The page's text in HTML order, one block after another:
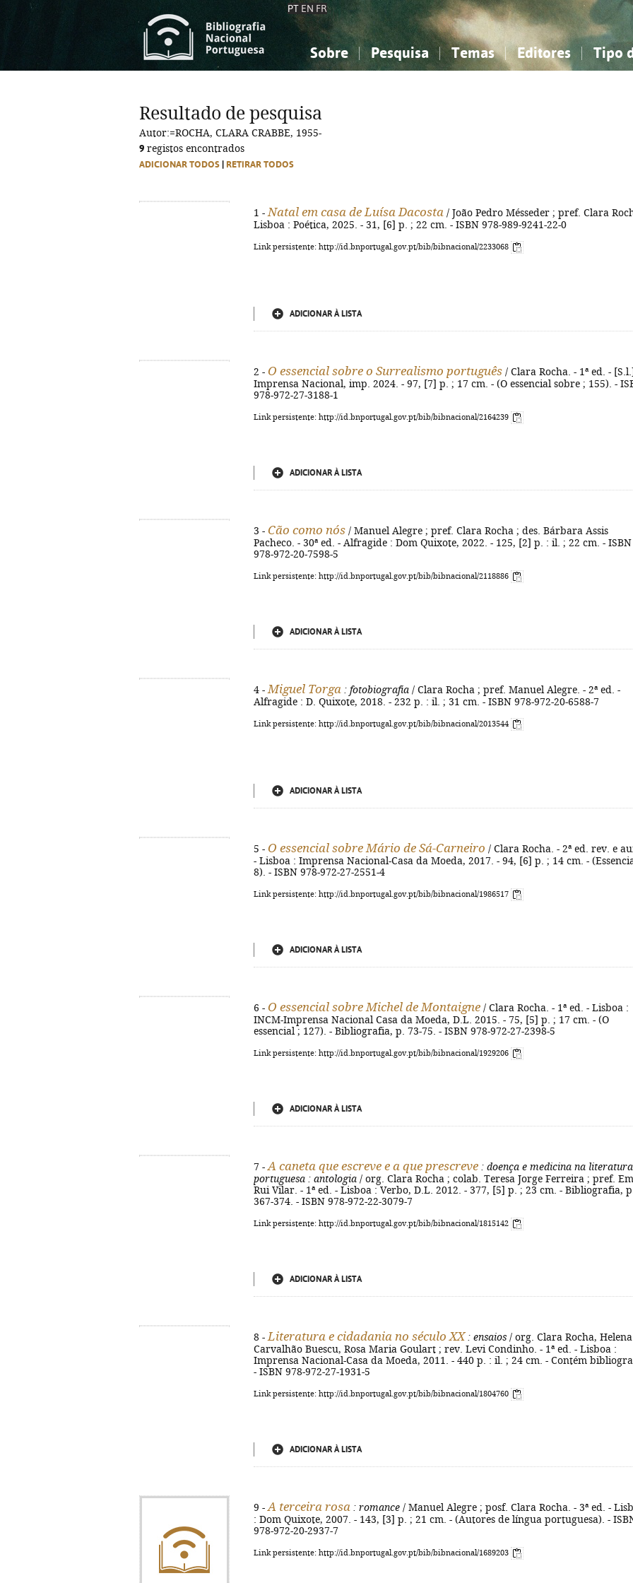
PT EN FR
Sobre Pesquisa Temas
Ciências sociais...
Editores Tipo
Ciências sociais...
Resultado de pesquisa
Autor:=ROCHA, CLARA CRABBE, 1955-
9 registos encontrados
ADICIONAR TODOS RETIRAR TODOS
1 - Natal em casa de Luísa Dacosta / João Pedro Mésseder ; pref. Clara
Lisboa : Poética, 2025. - 31, [6] p. ; 22 cm. - ISBN 978-989-9241-22-0
Link persistente: http://id.bnportugal.gov.pt/bib/bibnacional/2233068
ADICIONAR À LISTA
2 - O essencial sobre o Surrealismo português / Clara Rocha. - 1ª ed. -
Imprensa Nacional, imp. 2024. - 97, [7] p. ; 17 cm. - (O essencial sobre ; 155). -
978-972-27-3188-1
Link persistente: http://id.bnportugal.gov.pt/bib/bibnacional/2164239
ADICIONAR À LISTA
3 - Cão como nós / Manuel Alegre ; pref. Clara Rocha ; des. Bárbara Assis
Pacheco. - 30ª ed. - Alfragide : Dom Quixote, 2022. - 125, [2] p. : il. ; 22 cm. - ISBN
978-972-20-7598-5
Link persistente: http://id.bnportugal.gov.pt/bib/bibnacional/2118886
ADICIONAR À LISTA
4 - Miguel Torga : fotobiografia / Clara Rocha ; pref. Manuel Alegre. - 2ª ed. -
Alfragide : D. Quixote, 2018. - 232 p. : il. ; 31 cm. - ISBN 978-972-20-6588-7
Link persistente: http://id.bnportugal.gov.pt/bib/bibnacional/2013544
ADICIONAR À LISTA
5 - O essencial sobre Mário de Sá-Carneiro / Clara Rocha. - 2ª ed. rev. e
- Lisboa : Imprensa Nacional-Casa da Moeda, 2017. - 94, [6] p. ; 14 cm. -
8). - ISBN 978-972-27-2551-4
Link persistente: http://id.bnportugal.gov.pt/bib/bibnacional/1986517
ADICIONAR À LISTA
6 - O essencial sobre Michel de Montaigne / Clara Rocha. - 1ª ed. - Lisboa :
INCM-Imprensa Nacional Casa da Moeda, D.L. 2015. - 75, [5] p. ; 17 cm. - (O
essencial ; 127). - Bibliografia, p. 73-75. - ISBN 978-972-27-2398-5
Link persistente: http://id.bnportugal.gov.pt/bib/bibnacional/1929206
ADICIONAR À LISTA
7 - A caneta que escreve e a que prescreve : doença e medicina na literatura
portuguesa : antologia / org. Clara Rocha ; colab. Teresa Jorge Ferreira ; pref.
Rui Vilar. - 1ª ed. - Lisboa : Verbo, D.L. 2012. - 377, [5] p. ; 23 cm. - Bibliografia, p.
367-374. - ISBN 978-972-22-3079-7
Link persistente: http://id.bnportugal.gov.pt/bib/bibnacional/1815142
ADICIONAR À LISTA
8 - Literatura e cidadania no século XX : ensaios / org. Clara Rocha, Helena
Carvalhão Buescu, Rosa Maria Goulart ; rev. Levi Condinho. - 1ª ed. - Lisboa :
Imprensa Nacional-Casa da Moeda, 2011. - 440 p. : il. ; 24 cm. - Contém
- ISBN 978-972-27-1931-5
Link persistente: http://id.bnportugal.gov.pt/bib/bibnacional/1804760
ADICIONAR À LISTA
9 - A terceira rosa : romance / Manuel Alegre ; posf. Clara Rocha. - 3ª ed. -
: Dom Quixote, 2007. - 143, [3] p. ; 21 cm. - (Autores de língua portuguesa). -
978-972-20-2937-7
Link persistente: http://id.bnportugal.gov.pt/bib/bibnacional/1689203